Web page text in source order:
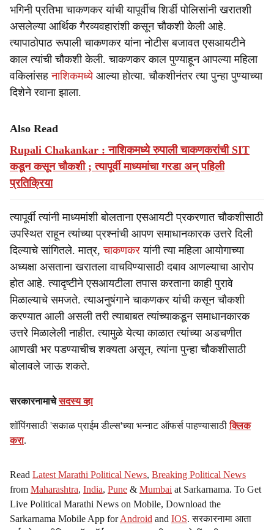
भगिनी प्रतिभा चाकणकर यांची यापूर्वीच शिर्डी पोलिसांनी खरातशी
असलेल्या आर्थिक गैरव्यवहारांशी कसून चौकशी केली आहे.
त्यापाठोपाठ रूपाली चाकणकर यांना नोटीस बजावत एसआयटीने
काल त्यांची चौकशी केली. चाकणकर काल पुण्याहून आपल्या महिला
वकिलांसहनाशिकमध्येआल्या होत्या. चौकशीनंतर त्या पुन्हा पुण्याच्या
दिशेने रवाना झाला.
Also Read
Rupali Chakankar : नाशिकमध्ये रुपाली चाकणकरांची SIT
कडून कसून चौकशी ; त्यापूर्वी माध्यमांचा गरडा अन् पहिली
प्रतिक्रिया
त्यापूर्वी त्यांनी माध्यमांशी बोलताना एसआयटी प्रकरणात चौकशीसाठी
उपस्थित राहून त्यांच्या प्रश्नांची आपण समाधानकारक उत्तरे दिली
दिल्याचे सांगितले. मात्र,चाकणकर यांनी त्या महिला आयोगाच्या
अध्यक्षा असताना खरातला वाचविण्यासाठी दबाव आणल्याचा आरोप
होत आहे. त्यादृष्टीने एसआयटीला तपास करताना काही पुरावे
मिळाल्याचे समजते. त्याअनुषंगाने चाकणकर यांची कसून चौकशी
करण्यात आली असली तरी त्याबाबत त्यांच्याकडून समाधानकारक
उत्तरे मिळालेली नाहीत. त्यामुळे येत्या काळात त्यांच्या अडचणीत
आणखी भर पडण्याचीच शक्यता असून, त्यांना पुन्हा चौकशीसाठी
बोलावले जाऊ शकते.
सरकारनामाचेसदस्य व्हा
शॉपिंगसाठी 'सकाळ प्राईम डील्स'च्या भन्नाट ऑफर्स पाहण्यासाठीक्लिक
करा.
Read Latest Marathi Political News, Breaking Political News
from Maharashtra, India, Pune & Mumbai at Sarkarnama. To Get
Live Political Marathi News on Mobile, Download the
Sarkarnama Mobile App forAndroid and IOS. सरकारनामा आता